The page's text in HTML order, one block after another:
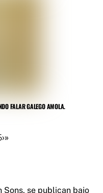
FALAR GALEGO AMOLA.
›»
Sons, se publican bajo